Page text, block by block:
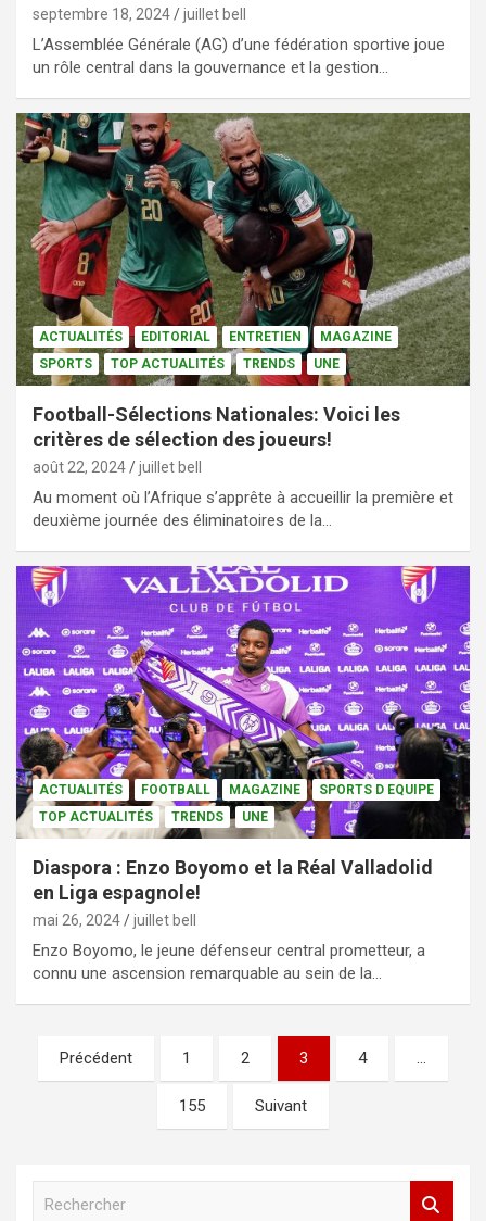
septembre 18, 2024 juillet bell
L’Assemblée Générale (AG) d’une fédération sportive joue
un rôle central dans la gouvernance et la gestion…
ACTUALITÉS EDITORIAL ENTRETIEN
MAGAZINE
SPORTS
TOP ACTUALITÉS TRENDS UNE
Football-Sélections Nationales: Voici les
critères de sélection des joueurs!
août 22, 2024 juillet bell
Au moment où l’Afrique s’apprête à accueillir la première et
deuxième journée des éliminatoires de la…
ACTUALITÉS FOOTBALL MAGAZINE
SPORTS D EQUIPE
TOP ACTUALITÉS
TRENDS UNE
Diaspora : Enzo Boyomo et la Réal Valladolid
en Liga espagnole!
mai 26, 2024 juillet bell
Enzo Boyomo, le jeune défenseur central prometteur, a
connu une ascension remarquable au sein de la…
Précédent 1 2 3 4 …
155 Suivant